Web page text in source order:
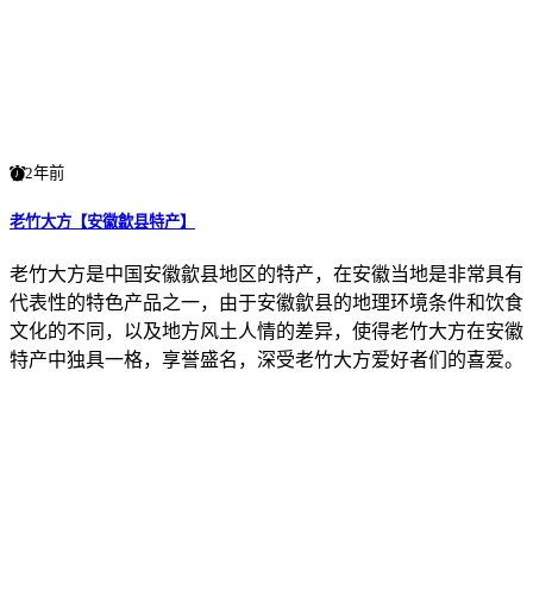
2年前
老竹大方【安徽歙县特产】
老竹大方是中国安徽歙县地区的特产，在安徽当地是非常具有
代表性的特色产品之一，由于安徽歙县的地理环境条件和饮食
文化的不同，以及地方风土人情的差异，使得老竹大方在安徽
特产中独具一格，享誉盛名，深受老竹大方爱好者们的喜爱。